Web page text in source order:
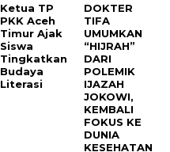
Ketua TP
PKK Aceh
Timur Ajak
Siswa
Tingkatkan
Budaya
Literasi
DOKTER
TIFA
UMUMKAN
“HIJRAH”
DARI
POLEMIK
IJAZAH
JOKOWI,
KEMBALI
FOKUS KE
DUNIA
KESEHATAN